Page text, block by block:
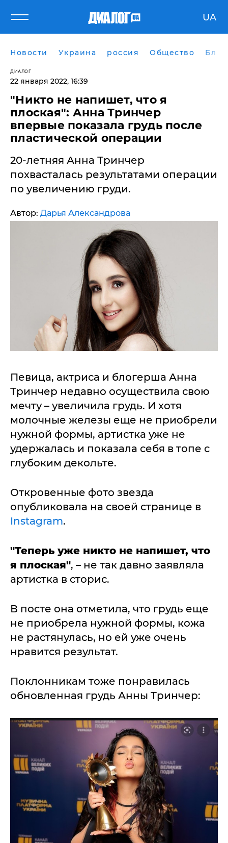
UA
Новости Украина россия Общество
ДИАЛОГ
22 января 2022, 16:39
"Никто не напишет, что я
плоская": Анна Тринчер
впервые показала грудь после
пластической операции
20-летняя Анна Тринчер
похвасталась результатами операции
по увеличению груди.
Автор: Дарья Александрова
Певица, актриса и блогерша Анна
Тринчер недавно осуществила свою
мечту – увеличила грудь. И хотя
молочные железы еще не приобрели
нужной формы, артистка уже не
удержалась и показала себя в топе с
глубоким декольте.
Откровенные фото звезда
опубликовала на своей странице в
Instagram.
"Теперь уже никто не напишет, что
я плоская", – не так давно заявляла
артистка в сторис.
В посте она отметила, что грудь еще
не приобрела нужной формы, кожа
не растянулась, но ей уже очень
нравится результат.
Поклонникам тоже понравилась
обновленная грудь Анны Тринчер: